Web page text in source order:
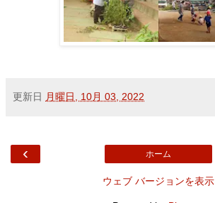
更新日 月曜日, 10月 03, 2022
‹ ホーム
ウェブ バージョンを表示